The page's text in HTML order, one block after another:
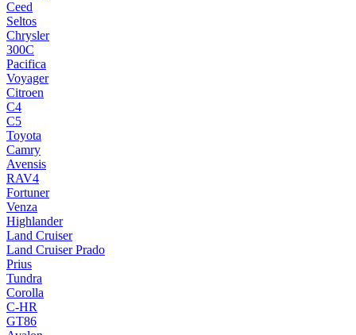
Ceed
Seltos
Chrysler
300C
Pacifica
Voyager
Citroen
C4
C5
Toyota
Camry
Avensis
RAV4
Fortuner
Venza
Highlander
Land Cruiser
Land Cruiser Prado
Prius
Tundra
Corolla
C-HR
GT86